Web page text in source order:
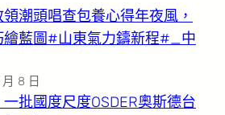
領潮頭唱查包養心得年夜風，
繪藍圖#山東氣力鑄新程#_中
8 日
批國度尺度OSDER奧斯德台